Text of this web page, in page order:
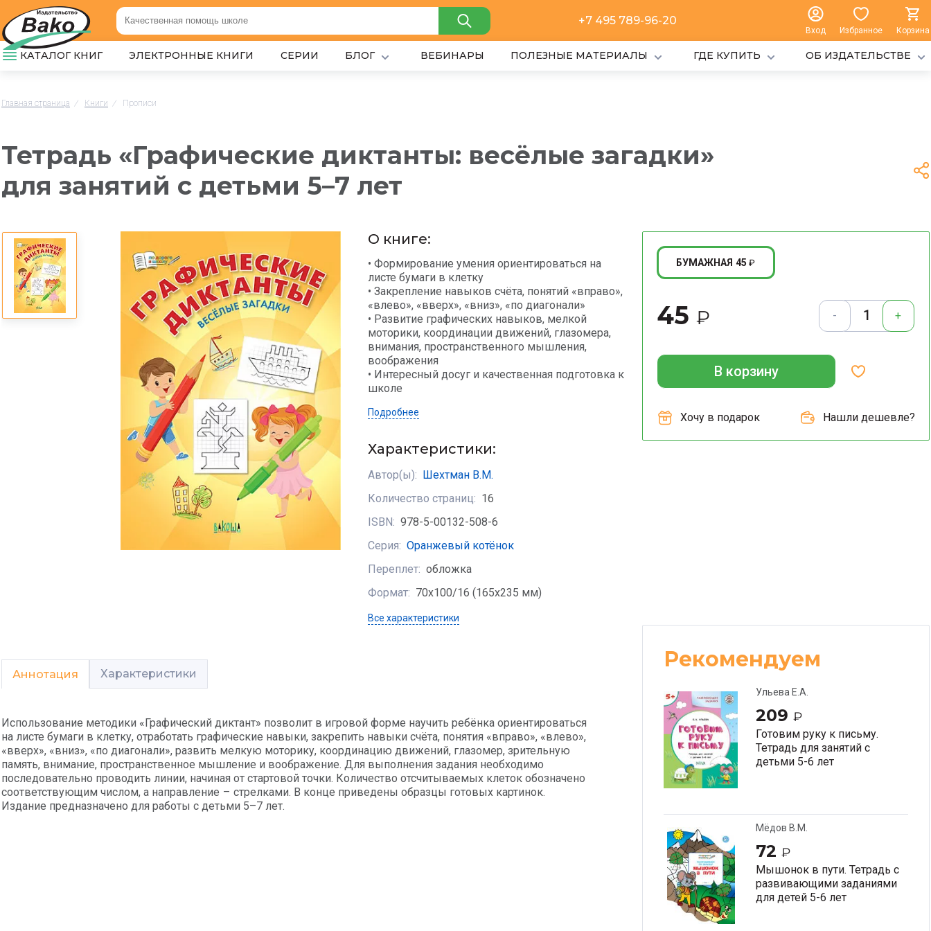
+7 495 789-96-20
Вход Избранное Корзина
КАТАЛОГ КНИГ ЭЛЕКТРОННЫЕ КНИГИ СЕРИИ БЛОГ ВЕБИНАРЫ ПОЛЕЗНЫЕ МАТЕРИАЛЫ ГДЕ КУПИТЬ ОБ ИЗДАТЕЛЬСТВЕ
Главная страница / Книги / Прописи
Тетрадь «Графические диктанты: весёлые загадки»
для занятий с детьми 5–7 лет
О книге:
• Формирование умения ориентироваться на
листе бумаги в клетку
• Закрепление навыков счёта, понятий «вправо»,
«влево», «вверх», «вниз», «по диагонали»
• Развитие графических навыков, мелкой
моторики, координации движений, глазомера,
внимания, пространственного мышления,
воображения
• Интересный досуг и качественная подготовка к
школе
Подробнее
Характеристики:
Автор(ы):
Шехтман В.М.
Количество страниц: 16
ISBN: 978-5-00132-508-6
Серия: Оранжевый котёнок
Переплет: обложка
Формат: 70х100/16 (165x235 мм)
Все характеристики
БУМАЖНАЯ 45₽
45 ₽ - +
В корзину
Хочу в подарок Нашли дешевле?
Аннотация Характеристики
Использование методики «Графический диктант» позволит в игровой форме научить ребёнка ориентироваться
на листе бумаги в клетку, отработать графические навыки, закрепить навыки счёта, понятия «вправо», «влево»,
«вверх», «вниз», «по диагонали», развить мелкую моторику, координацию движений, глазомер, зрительную
память, внимание, пространственное мышление и воображение. Для выполнения задания необходимо
последовательно проводить линии, начиная от стартовой точки. Количество отсчитываемых клеток обозначено
соответствующим числом, а направление – стрелками. В конце приведены образцы готовых картинок.
Издание предназначено для работы с детьми 5–7 лет.
Рекомендуем
Ульева Е.А.
209 ₽
Готовим руку к письму.
Тетрадь для занятий с
детьми 5-6 лет
Мёдов В.М.
72 ₽
Мышонок в пути. Тетрадь с
развивающими заданиями
для детей 5-6 лет